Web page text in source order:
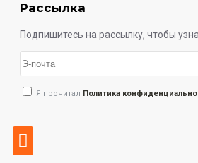
Рассылка
Подпишитесь на рассылку, чтобы
Я прочитал Политика